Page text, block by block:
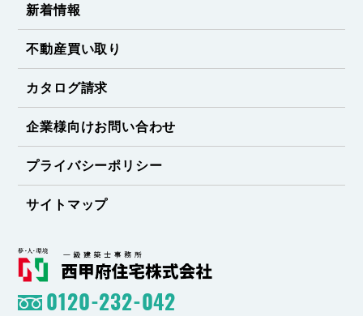
新着情報
不動産買い取り
カタログ請求
企業様向けお問い合わせ
プライバシーポリシー
サイトマップ
0120-232-042